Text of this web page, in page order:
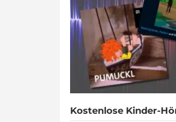
Kostenlose Kinder-